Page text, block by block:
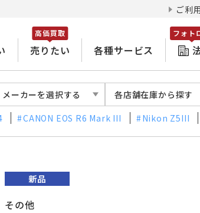
ご利
売りたい
高価買取
各種サービス
フォト
メーカーを選択する 各店舗在庫から探す
CANON EOS R6 Mark III Nikon Z5III
その他